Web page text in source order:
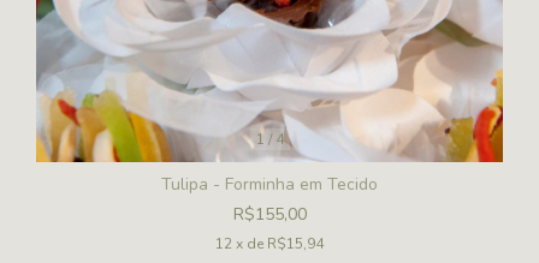
1 /4
Tulipa - Forminha em Tecido
R$155,00
12x de R$15,94